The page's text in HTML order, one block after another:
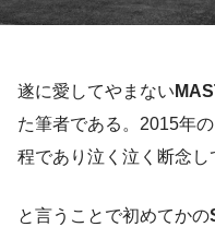
遂に愛してやまない
た筆者である。2015年
程であり泣く泣く断念し
と言うことで初めてかの